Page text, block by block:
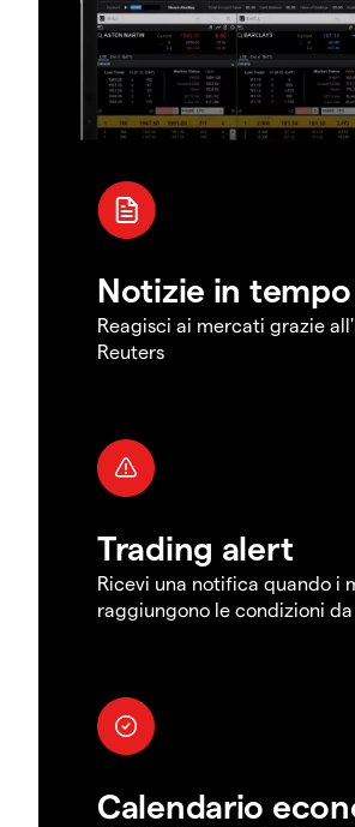
Notizie in
Reagisci ai mercati grazie
Reuters
Trading alert
Ricevi una notifica quando i
raggiungono le condizioni
Calendario